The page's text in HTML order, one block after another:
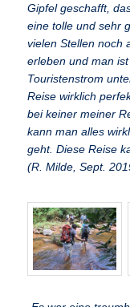
Gipfel geschafft,
eine tolle und sehr
vielen Stellen noch
erleben und man
Touristenstrom
Reise wirklich
bei keiner meiner
kann man alles
geht. Diese Reise
(R. Milde, Sept.